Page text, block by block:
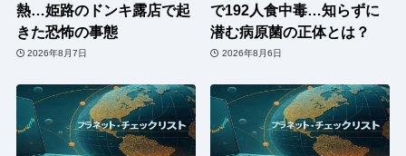
熱…姫路のドンキ露店で起
きた恐怖の事態
2026年8月7日
で192人食中毒…知らずに
潜む病原菌の正体とは？
2026年8月6日